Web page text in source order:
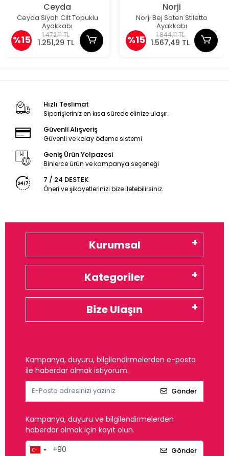
Ceyda
Ceyda Siyah Cilt Topuklu
Ayakkabı
%15 1.472,11 TL
1.251,29 TL
Norji
Norji Bej Saten Stiletto
Ayakkabı
%15 1.844,11 TL
1.567,49 TL
Hızlı Teslimat
Siparişleriniz en kısa sürede elinize ulaşır.
Güvenli Alışveriş
Güvenli ve kolay ödeme sistemi
Geniş Ürün Yelpazesi
Binlerce ürün ve kampanya seçeneği
7 / 24 DESTEK
Öneri ve şikayetlerinizi bize iletebilirsiniz.
Kurumsal
Kategoriler
Bize Ulaşın
Kampanya, duyuru, bilgilendirmelerden e-posta
ile haberdar olmak istiyorum.
Gönder
Kampanya, duyuru ve bilgilendirmelerden
haberdar olmak için kayıt olun.
Gönder